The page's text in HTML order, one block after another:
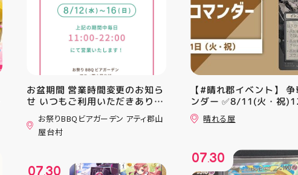
お盆期間 営業時間変更のお知ら
せ いつもご利用いただきありが
とうございます！ 8月12日
(水)〜8月16日(日) は、 営業時
間を変更して営業いたします
みいただけます ご家族とのお食
お祭りBBQビアガーデン アティ郡山
屋台村
07.30
【#晴れ郡イベント】
ンダー ✅8/11(火・祝
⚔️イベント構成⚔️ スイス
+決勝ラウンド 🏆賞品
レッドの勅令》シルバ
ール・Foil×1枚 2-4位：
2,000pt 5-8位：
晴れる屋
07.30